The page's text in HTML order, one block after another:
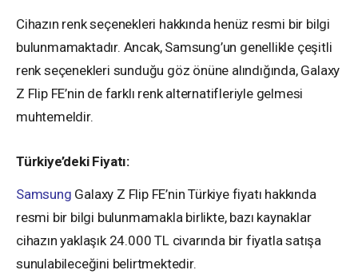
Cihazın renk seçenekleri hakkında henüz resmi bir bilgi
bulunmamaktadır. Ancak, Samsung’un genellikle çeşitli
renk seçenekleri sunduğu göz önüne alındığında, Galaxy
Z Flip FE’nin de farklı renk alternatifleriyle gelmesi
muhtemeldir.
Türkiye’deki Fiyatı:
Samsung Galaxy Z Flip FE’nin Türkiye fiyatı hakkında
resmi bir bilgi bulunmamakla birlikte, bazı kaynaklar
cihazın yaklaşık 24.000 TL civarında bir fiyatla satışa
sunulabileceğini belirtmektedir.